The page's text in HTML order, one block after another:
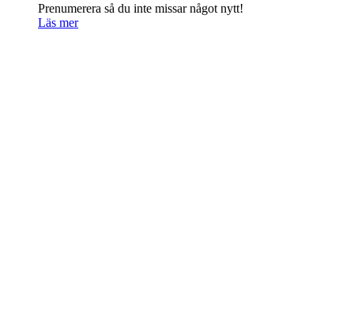
Prenumerera så du inte missar något nytt!
Läs mer